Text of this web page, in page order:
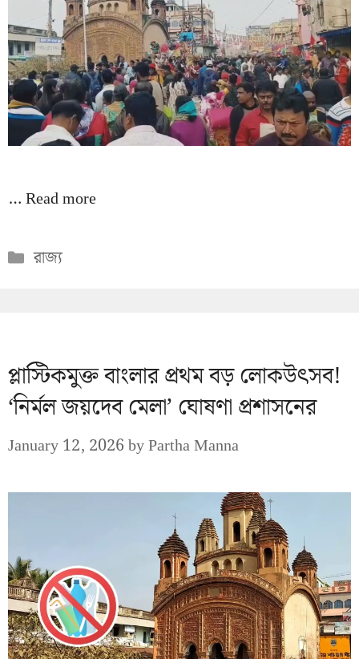
…Read more
Categories
রাজ্য
প্লাস্টিকমুক্ত বাংলার প্রথম বড় লোকউৎসব!
‘নির্মল জয়দেব মেলা’ ঘোষণা প্রশাসনের
January 12, 2026byPartha Manna